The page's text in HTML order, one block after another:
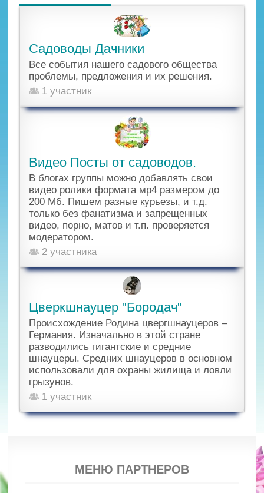
Садоводы Дачники
Все события нашего садового общества
проблемы, предложения и их решения.
1 участник
Видео Посты от садоводов.
В блогах группы можно добавлять свои
видео ролики формата мр4 размером до
200 Мб. Пишем разные курьезы, и т.д.
только без фанатизма и запрещенных
видео, порно, матов и т.п. проверяется
модератором.
2 участника
Цверкшнауцер "Бородач"
Происхождение Родина цвергшнауцеров –
Германия. Изначально в этой стране
разводились гигантские и средние
шнауцеры. Средних шнауцеров в основном
использовали для охраны жилища и ловли
грызунов.
1 участник
МЕНЮ ПАРТНЕРОВ